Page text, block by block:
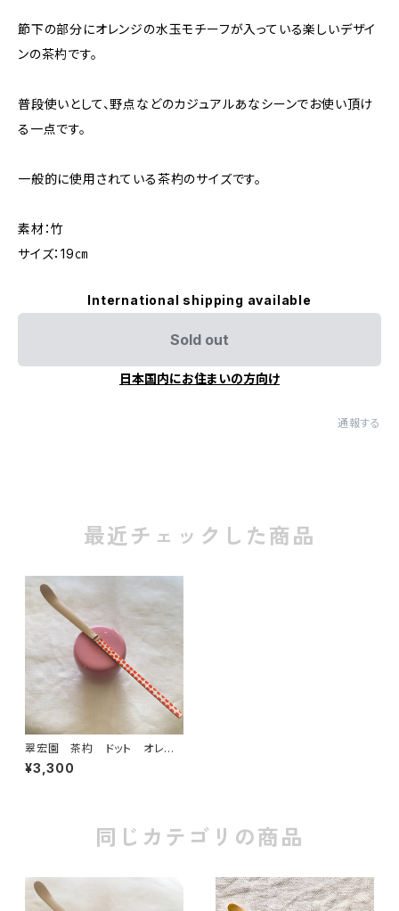
節下の部分にオレンジの水玉モチーフが入っている楽しいデザイ
ンの茶杓です。
普段使いとして、野点などのカジュアルあなシーンでお使い頂け
る一点です。
一般的に使用されている茶杓のサイズです。
素材：竹
サイズ：19㎝
International shipping available
Sold out
日本国内にお住まいの方向け
通報する
最近チェックした商品
翠宏園 茶杓 ドット オレン
ジ
¥3,300
同じカテゴリの商品